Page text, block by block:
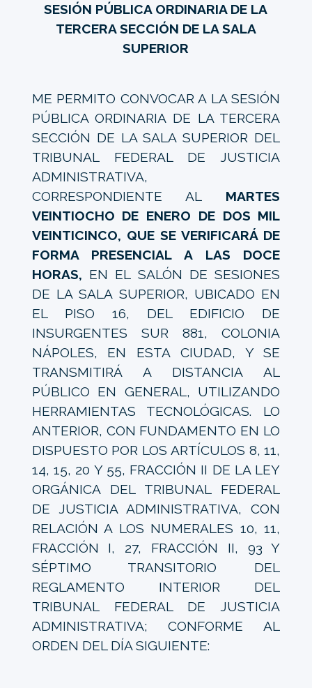
SESIÓN PÚBLICA ORDINARIA DE LA
TERCERA SECCIÓN DE LA SALA
SUPERIOR
ME PERMITO CONVOCAR A LA SESIÓN
PÚBLICA ORDINARIA DE LA TERCERA
SECCIÓN DE LA SALA SUPERIOR DEL
TRIBUNAL FEDERAL DE JUSTICIA
ADMINISTRATIVA,
CORRESPONDIENTE AL MARTES
VEINTIOCHO DE ENERO DE DOS MIL
VEINTICINCO, QUE SE VERIFICARÁ DE
FORMA PRESENCIAL A LAS DOCE
HORAS, EN EL SALÓN DE SESIONES
DE LA SALA SUPERIOR, UBICADO EN
EL PISO 16, DEL EDIFICIO DE
INSURGENTES SUR 881, COLONIA
NÁPOLES, EN ESTA CIUDAD, Y SE
TRANSMITIRÁ A DISTANCIA AL
PÚBLICO EN GENERAL, UTILIZANDO
HERRAMIENTAS TECNOLÓGICAS. LO
ANTERIOR, CON FUNDAMENTO EN LO
DISPUESTO POR LOS ARTÍCULOS 8, 11,
14, 15, 20 Y 55, FRACCIÓN II DE LA LEY
ORGÁNICA DEL TRIBUNAL FEDERAL
DE JUSTICIA ADMINISTRATIVA, CON
RELACIÓN A LOS NUMERALES 10, 11,
FRACCIÓN I, 27, FRACCIÓN II, 93 Y
SÉPTIMO TRANSITORIO DEL
REGLAMENTO INTERIOR DEL
TRIBUNAL FEDERAL DE JUSTICIA
ADMINISTRATIVA; CONFORME AL
ORDEN DEL DÍA SIGUIENTE: